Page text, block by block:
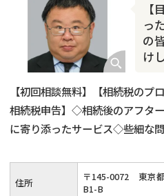
っ
の
け
【初回相談無料】【相続税のプ
相続税申告】◇相続後のアフタ
に寄り添ったサービス◇些細な
住所 〒145-0072
東京
B1-B